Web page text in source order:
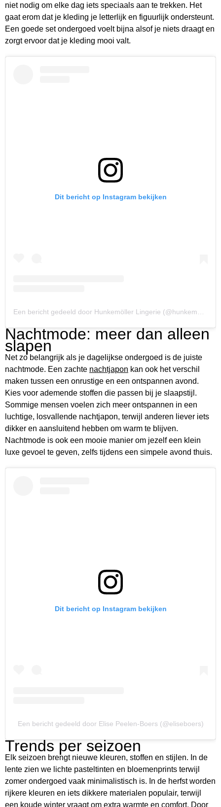
niet nodig om elke dag iets speciaals aan te trekken. Het
gaat erom dat je kleding je letterlijk en figuurlijk ondersteunt.
Een goede set ondergoed voelt bijna alsof je niets draagt en
zorgt ervoor dat je kleding mooi valt.
Dit bericht op Instagram bekijken
Een bericht gedeeld door Hunkemöller Lingerie (@hunkemoller)
Nachtmode: meer dan alleen
slapen
Net zo belangrijk als je dagelijkse ondergoed is de juiste
nachtmode. Een zachte nachtjapon kan ook het verschil
maken tussen een onrustige en een ontspannen avond.
Kies voor ademende stoffen die passen bij je slaapstijl.
Sommige mensen voelen zich meer ontspannen in een
luchtige, losvallende nachtjapon, terwijl anderen liever iets
dikker en aansluitend hebben om warm te blijven.
Nachtmode is ook een mooie manier om jezelf een klein
luxe gevoel te geven, zelfs tijdens een simpele avond thuis.
Dit bericht op Instagram bekijken
Een bericht gedeeld door Elise Peelen-Boers (@eliseboers)
Trends per seizoen
Elk seizoen brengt nieuwe kleuren, stoffen en stijlen. In de
lente zien we lichte pasteltinten en bloemenprints terwijl
zomer ondergoed vaak minimalistisch is. In de herfst worden
rijkere kleuren en iets dikkere materialen populair, terwijl
een koude winter vraagt om extra warmte en comfort. Door